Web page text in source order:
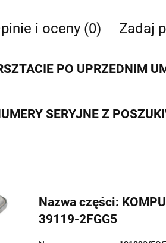
i oceny (0) Zadaj
PO UPRZEDNIM
SERYJNE Z
Nazwa części:
39119-2FGG5